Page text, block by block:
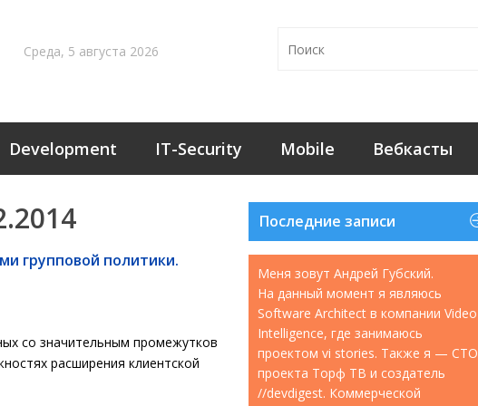
Среда, 5 августа 2026
Development IT-Security Mobile Вебкасты
групповой политики.
со значительным промежутков
расширения клиентской
Последние записи
Меня зовут Андрей Губский.
На данный момент я являюсь
Software Architect в компании Video
Intelligence, где занимаюсь
проектом vi stories. Также я — CTO
проекта Торф ТВ и создатель
//devdigest. Коммерческой